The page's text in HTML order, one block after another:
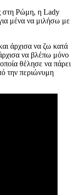
στη Ρώμη, η Lady
μένα να μιλήσω με
άρχισα να ζω κατά
να βλέπω μόνο
θέλησε να πάρει
την περιώνυμη